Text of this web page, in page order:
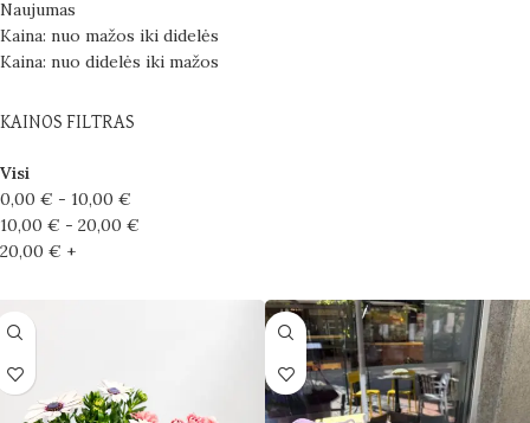
Naujumas
Kaina: nuo mažos iki didelės
Kaina: nuo didelės iki mažos
KAINOS FILTRAS
Visi
0,00 € - 10,00 €
10,00 € - 20,00 €
20,00 € +